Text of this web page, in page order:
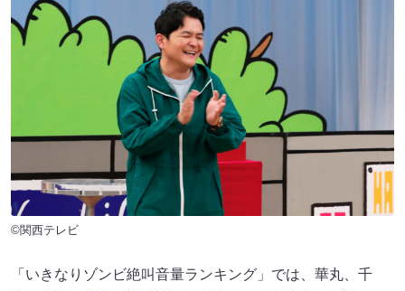
©関西テレビ
「いきなりゾンビ絶叫音量ランキング」では、華丸、千